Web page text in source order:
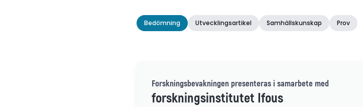
Bedömning Utvecklingsartikel Samhällskunskap Prov
Forskningsbevakningen presenteras i samarbete med
forskningsinstitutet Ifous